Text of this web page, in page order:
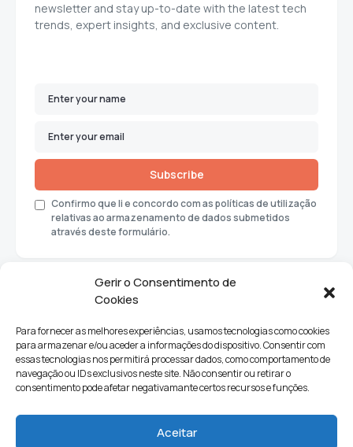
Gerir o Consentimento de
Cookies
Para fornecer as melhores experiências, usamos tecnologias como cookies
para armazenar e/ou aceder a informações do dispositivo. Consentir com
essas tecnologias nos permitirá processar dados, como comportamento de
navegação ou IDs exclusivos neste site. Não consentir ou retirar o
consentimento pode afetar negativamante certos recursos e funções.
Aceitar
newsletter and stay up-to-date with the latest tech
trends, expert insights, and exclusive content.
Subscribe
Confirmo que li e concordo com as políticas de utilização
relativas ao armazenamento de dados submetidos
através deste formulário.
Ciências e Tecnologia